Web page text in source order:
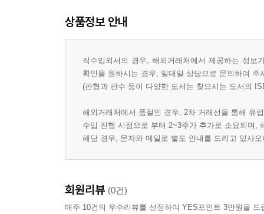
Quick Review: Your Quarter System 73
Habits and the Quarter System 77
Step 3: Anchor and Complementary Habits 78
Quick Review: Anchor and Complementary Habits
Chapter 6 Action Plan 86
Chapter 7 Design Your Ideal Routines 91
Step 4: Your Ideal Routines 92
Design Your Ideal Morning Routine 100
Quick Review; Design Your Ideal Morning Routine
상품정보 안내
직수입외서의 경우, 해외거래처에서 제공하는 정
확인을 원하시는 경우, 일대일 상담으로 문의하여 주
(판형과 판수 등이 다양한 도서는 찾으시는 도서의
해외거래처에서 품절인 경우, 2차 거래선을 통해 유
수입 진행 시점으로 부터 2~3주가 추가로 소요되며,
해당 경우, 문자와 메일로 별도 안내를 드리고 있사
회원리뷰 (0건)
매주 10건의 우수리뷰를 선정하여 YES포인트 3만원을 드